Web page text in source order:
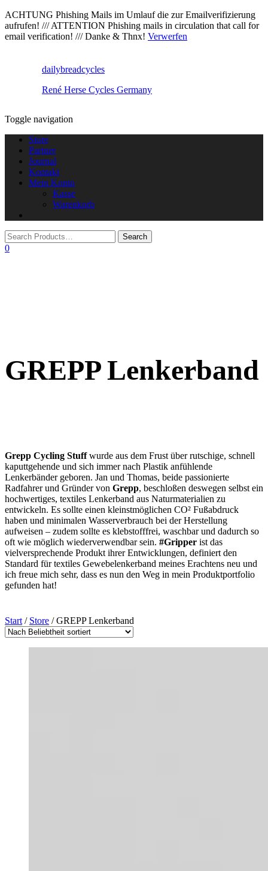
ACHTUNG Phishing Mails im Umlauf die zur Emailverifizierung
aufrufen! /// ATTENTION Phishing mails in circulation that call for
email verification! /// Danke & Thnx! Verwerfen
dailybreadcycles
René Herse Cycles Germany
Toggle navigation
Store
Partner
Journal
Kontakt
Mein Konto
Kasse
Warenkorb
0
GREPP Lenkerband
Grepp Cycling Stuffwurde aus dem Frust über rutschige, schnell
kaputtgehende und sich immer nach Plastik anfühlende
Lenkerbänder geboren. Jan und Thomas, beide passionierte
Radfahrer und Gründer von Grepp, beschloßen deswegen selbst ein
hochwertiges, textiles Lenkerband aus Naturmaterialien zu
entwickeln. Es sollte einen kleinstmöglichen CO² Fußabdruck
haben und minimalen Wasserverbrauch bei der Herstellung
aufweisen – zudem sollte es klebstofffrei, waschbar und dadurch so
oft wie möglich wiederverwendbar sein. #Gripper ist das
vielversprechende Produkt ihrer Entwicklungen, definiert den
Standard für textiles Gewebelenkerband meines Erachtens neu und
ich freue mich sehr, dass es nun den Weg in mein Produktportfolio
gefunden hat!
Start / Store / GREPP Lenkerband